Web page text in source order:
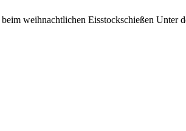
weihnachtlichen Eisstockschießen Unter